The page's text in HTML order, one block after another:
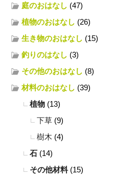
庭のおはなし (47)
植物のおはなし (26)
生き物のおはなし (15)
釣りのはなし (3)
その他のおはなし (8)
材料のおはなし (39)
植物 (13)
下草 (9)
樹木 (4)
石 (14)
その他材料(15)